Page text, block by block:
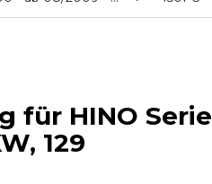
HINO
129